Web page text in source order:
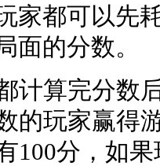
家都可以先
面的分数。
计算完分数
的玩家赢得
100分，如果